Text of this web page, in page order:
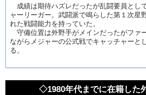
成績は期待ハズレだったが乱闘要員とし
ャーリーガー。武闘派で鳴らした第１次星
れた戦闘能力を持っていた。
守備位置は外野手がメインだったがファ
ながらメジャーの公式戦でキャッチャーと
る。
◇1980年代までに在籍した